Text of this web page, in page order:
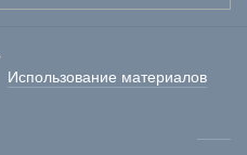
Использование материалов